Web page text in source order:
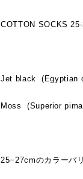
COTTON SOCKS
Jet black (Egyptian
Moss (Superior
25−27cmのカラーバ